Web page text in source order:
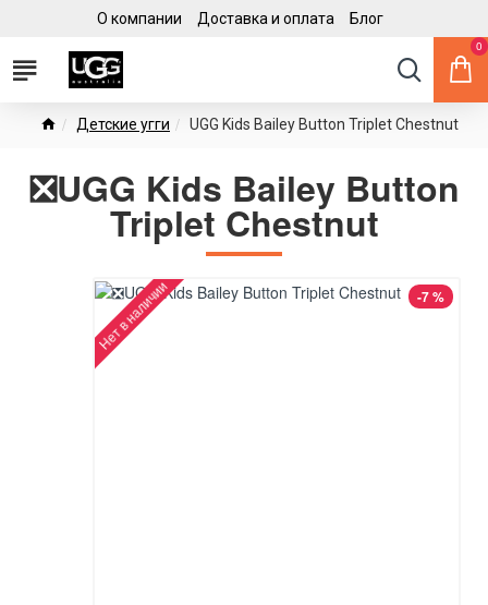
О компании Доставка и оплата Блог
0
Детские угги UGG Kids Bailey Button Triplet Chestnut
❎UGG Kids Bailey Button
Triplet Chestnut
-7 %
Нет в наличии